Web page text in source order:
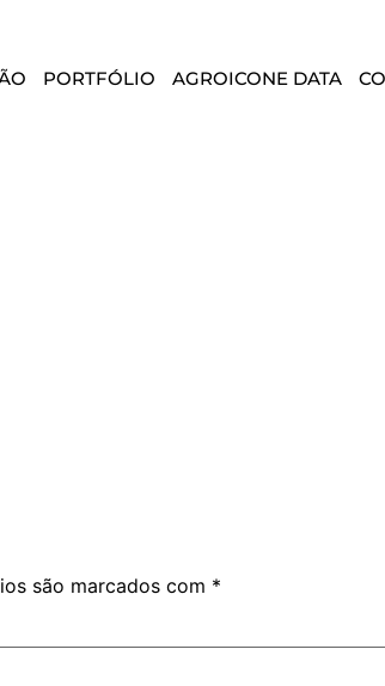
PORTFÓLIO AGROICONE DATA
são marcados com *